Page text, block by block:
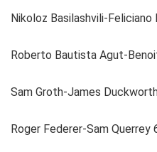
Nikoloz Basilashvili-
Roberto Bautista Agut-
Sam Groth-James
Roger Federer-Sam